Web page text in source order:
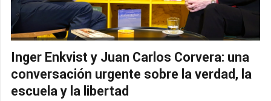
Inger Enkvist y Juan Carlos Corvera: una
conversación urgente sobre la verdad, la
escuela y la libertad